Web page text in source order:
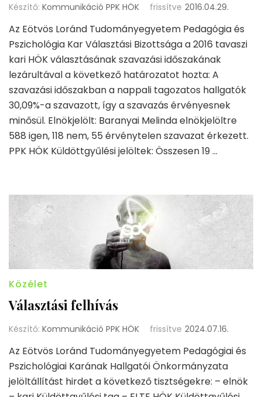
Készítő: Kommunikáció PPK HÖK frissítve 2016.04.29.
Az Eötvös Loránd Tudományegyetem Pedagógia és
Pszichológia Kar Választási Bizottsága a 2016 tavaszi
kari HÖK választásának szavazási időszakának
lezárultával a következő határozatot hozta: A
szavazási időszakban a nappali tagozatos hallgatók
30,09%-a szavazott, így a szavazás érvényesnek
minősül. Elnökjelölt: Baranyai Melinda elnökjelöltre
588 igen, 118 nem, 55 érvénytelen szavazat érkezett.
PPK HÖK Küldöttgyűlési jelöltek: Összesen 19 …
Közélet
Választási felhívás
Készítő: Kommunikáció PPK HÖK frissítve 2024.07.16.
Az Eötvös Loránd Tudományegyetem Pedagógiai és
Pszichológiai Karának Hallgatói Önkormányzata
jelöltállítást hirdet a következő tisztségekre: – elnök